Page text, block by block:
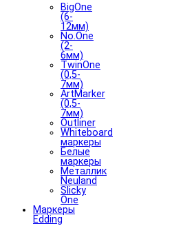
BigOne
(6-
12мм)
No.One
(2-
6мм)
TwinOne
(0,5-
7мм)
ArtMarker
(0,5-
7мм)
Outliner
Whiteboard
маркеры
Белые
маркеры
Металлик
Neuland
Slicky
One
Маркеры
Edding